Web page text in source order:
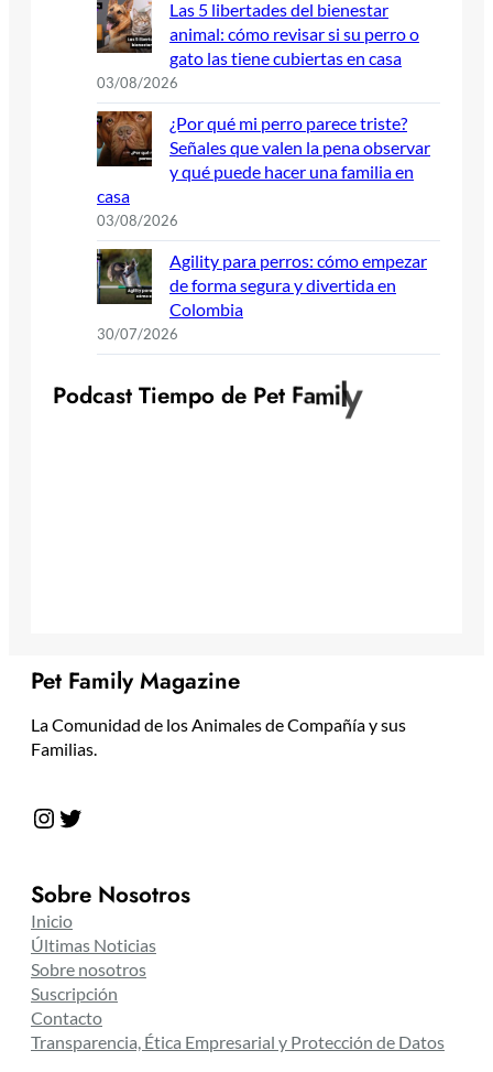
Las 5 libertades del bienestar
animal: cómo revisar si su perro o
gato las tiene cubiertas en casa
03/08/2026
¿Por qué mi perro parece triste?
Señales que valen la pena observar
y qué puede hacer una familia en
casa
03/08/2026
Agility para perros: cómo empezar
de forma segura y divertida en
Colombia
30/07/2026
Podcast Tiempo de Pet Family
Pet Family Magazine
La Comunidad de los Animales de Compañía y sus
Familias.
Instagram Twitter
Sobre Nosotros
Inicio
Últimas Noticias
Sobre nosotros
Suscripción
Contacto
Transparencia, Ética Empresarial y Protección de Datos